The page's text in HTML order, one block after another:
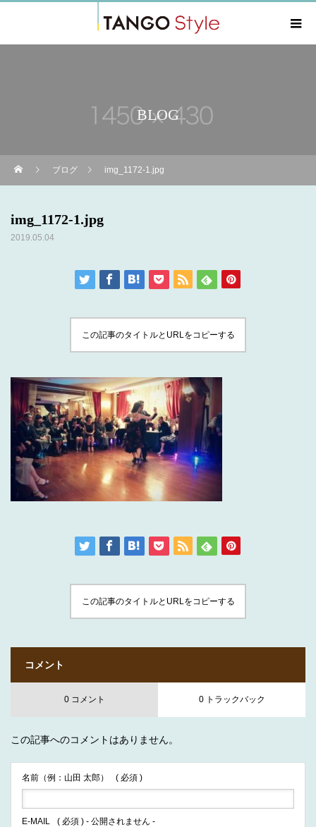
BLOG
ブログ img_1172-1.jpg
img_1172-1.jpg
2019.05.04
この記事のタイトルとURLをコピーする
この記事のタイトルとURLをコピーする
コメント
0 コメント 0 トラックバック
この記事へのコメントはありません。
名前（例：山田 太郎） ( 必須 )
E-MAIL ( 必須 ) - 公開されません -